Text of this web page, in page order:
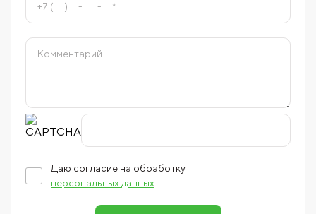
Даю согласие на обработку
персональных данных